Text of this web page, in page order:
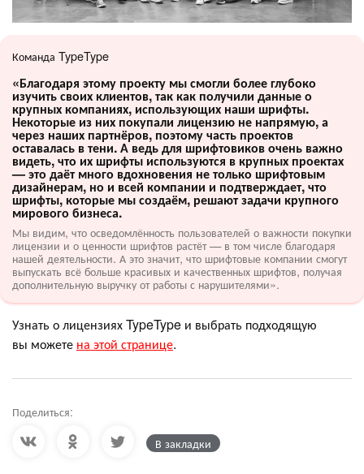
Команда TypeType
«Благодаря этому проекту мы смогли более глубоко
изучить своих клиентов, так как получили данные о
крупных компаниях, использующих наши шрифты.
Некоторые из них покупали лицензию не напрямую, а
через наших партнёров, поэтому часть проектов
оставалась в тени. А ведь для шрифтовиков очень важно
видеть, что их шрифты используются в крупных проектах
— это даёт много вдохновения не только шрифтовым
дизайнерам, но и всей компании и подтверждает, что
шрифты, которые мы создаём, решают задачи крупного
мирового бизнеса.
Мы видим, что осведомлённость пользователей о важности покупки
лицензии и о ценности шрифтов растёт — в том числе благодаря
нашей деятельности. А это значит, что шрифтовые компании смогут
выпускать всё больше красивых и качественных шрифтов, получая
дополнительную выручку от работы с нарушителями».
Узнать о лицензиях TypeType и выбрать подходящую
вы можете на этой странице.
Поделиться:
В закладки